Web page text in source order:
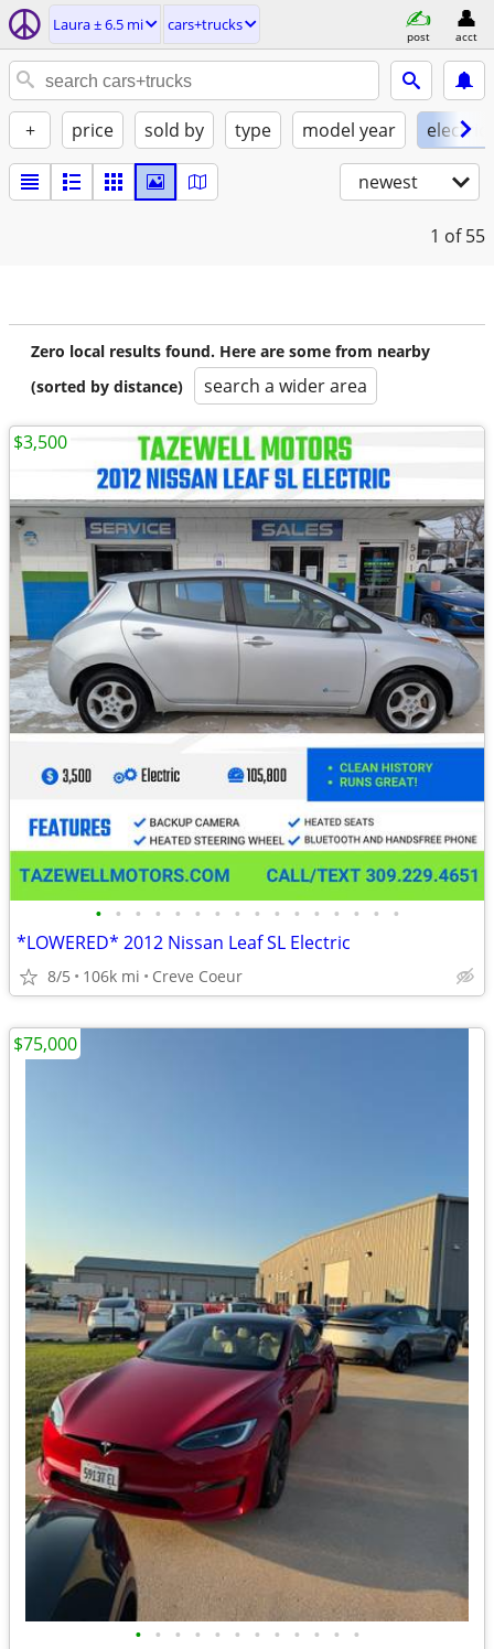
Laura ± 6.5 mi cars+trucks
post acct
+ price sold by type model year electric
newest
1 of 55
Zero local results found. Here are some from nearby
(sorted by distance)
search a wider area
• • • • • • • • • • • • • • • •
*LOWERED* 2012 Nissan Leaf SL Electric
8/5 106k mi Creve Coeur
$3,500
• • • • • • • • • • • •
$75,000